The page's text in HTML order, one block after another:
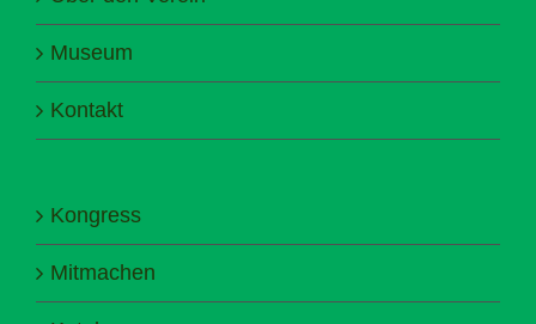
Museum
Kontakt
Kongress
Mitmachen